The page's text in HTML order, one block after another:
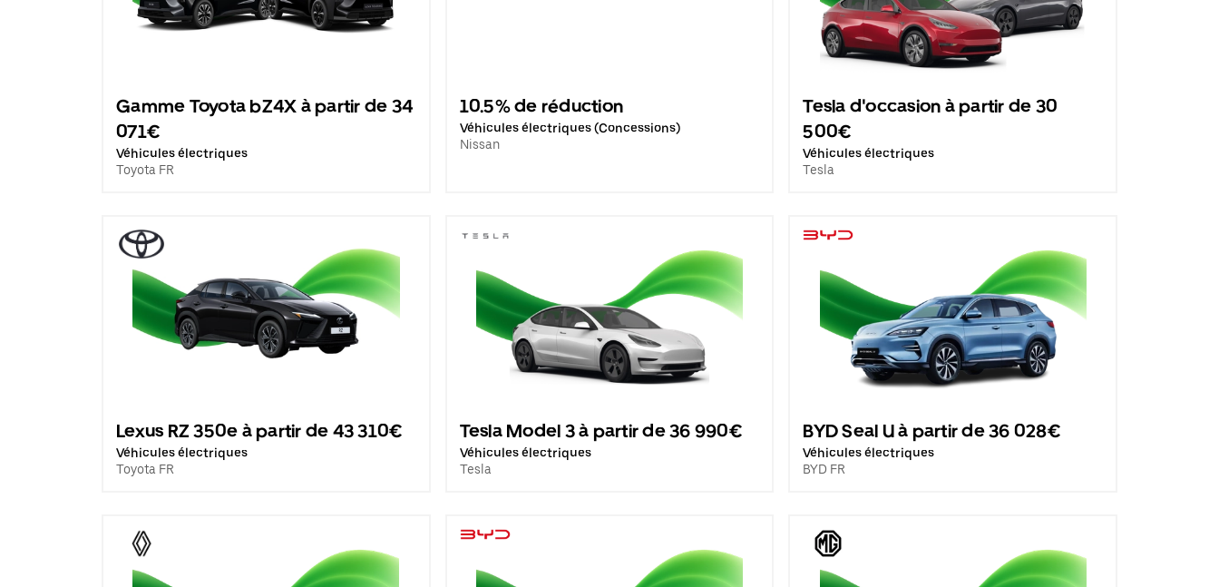
Gamme Toyota bZ4X à partir de 34
071€
Véhicules électriques
Toyota FR
10.5% de réduction
Véhicules électriques (Concessions)
Nissan
Tesla d'occasion à partir de 30
500€
Véhicules électriques
Tesla
Lexus RZ 350e à partir de 43 310€
Véhicules électriques
Toyota FR
Tesla Model 3 à partir de 36 990€
Véhicules électriques
Tesla
BYD Seal U à partir de 36 028€
Véhicules électriques
BYD FR